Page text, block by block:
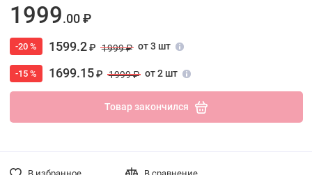
1999.00 ₽
-20 % 1599.2₽ 1999 ₽ от 3 шт
-15 % 1699.15₽ 1999 ₽ от 2 шт
Товар закончился